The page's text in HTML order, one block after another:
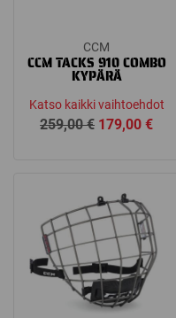
CCM
CCM TACKS 910 COMBO
KYPÄRÄ
Katso kaikki vaihtoehdot
259,00€ Alkuperäinen
179,00€